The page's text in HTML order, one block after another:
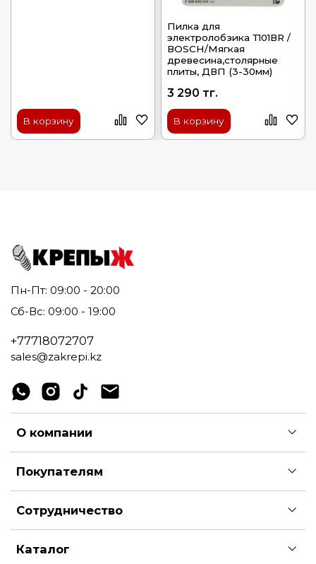
В корзину
Пилка для
электролобзика Т101ВR /
ВОSСН/Мягкая
древесина,столярные
плиты, ДВП (3-30мм)
3 290 тг.
В корзину
Пн-Пт: 09:00 - 20:00
Сб-Вс: 09:00 - 19:00
+77718072707
sales@zakrepi.kz
О компании
Покупателям
Сотрудничество
Каталог